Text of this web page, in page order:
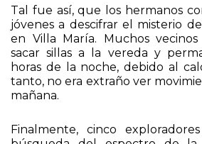
Tal fue así, que los hermanos
jóvenes a descifrar el misterio
en Villa María. Muchos
sacar sillas a la vereda y
horas de la noche, debido al
tanto, no era extraño ver